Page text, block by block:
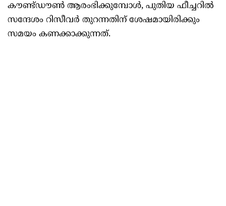
കൗണ്ട്ഡൗൺ ആരംഭിക്കുമ്പോൾ, പുതിയ ഫീച്ചറിൽ
സന്ദേശം റിസീവർ തുറന്നതിന് ശേഷമായിരിക്കും
സമയം കണക്കാക്കുന്നത്.